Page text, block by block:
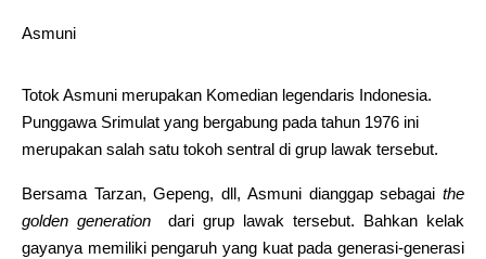
Asmuni
Totok Asmuni merupakan Komedian legendaris Indonesia.
Punggawa Srimulat yang bergabung pada tahun 1976 ini
merupakan salah satu tokoh sentral di grup lawak tersebut.
Bersama Tarzan, Gepeng, dll, Asmuni dianggap sebagai the
golden generation
dari grup lawak tersebut. Bahkan kelak
gayanya memiliki pengaruh yang kuat pada generasi-generasi